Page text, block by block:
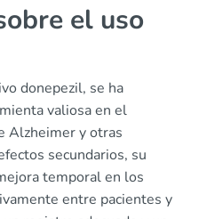
el uso
donepezil, se ha
valiosa en el
Alzheimer y otras
secundarios, su
temporal en los
entre pacientes y